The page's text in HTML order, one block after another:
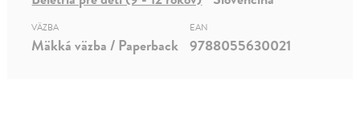
VÄZBA
Mäkká väzba / Paperback
EAN
9788055630021